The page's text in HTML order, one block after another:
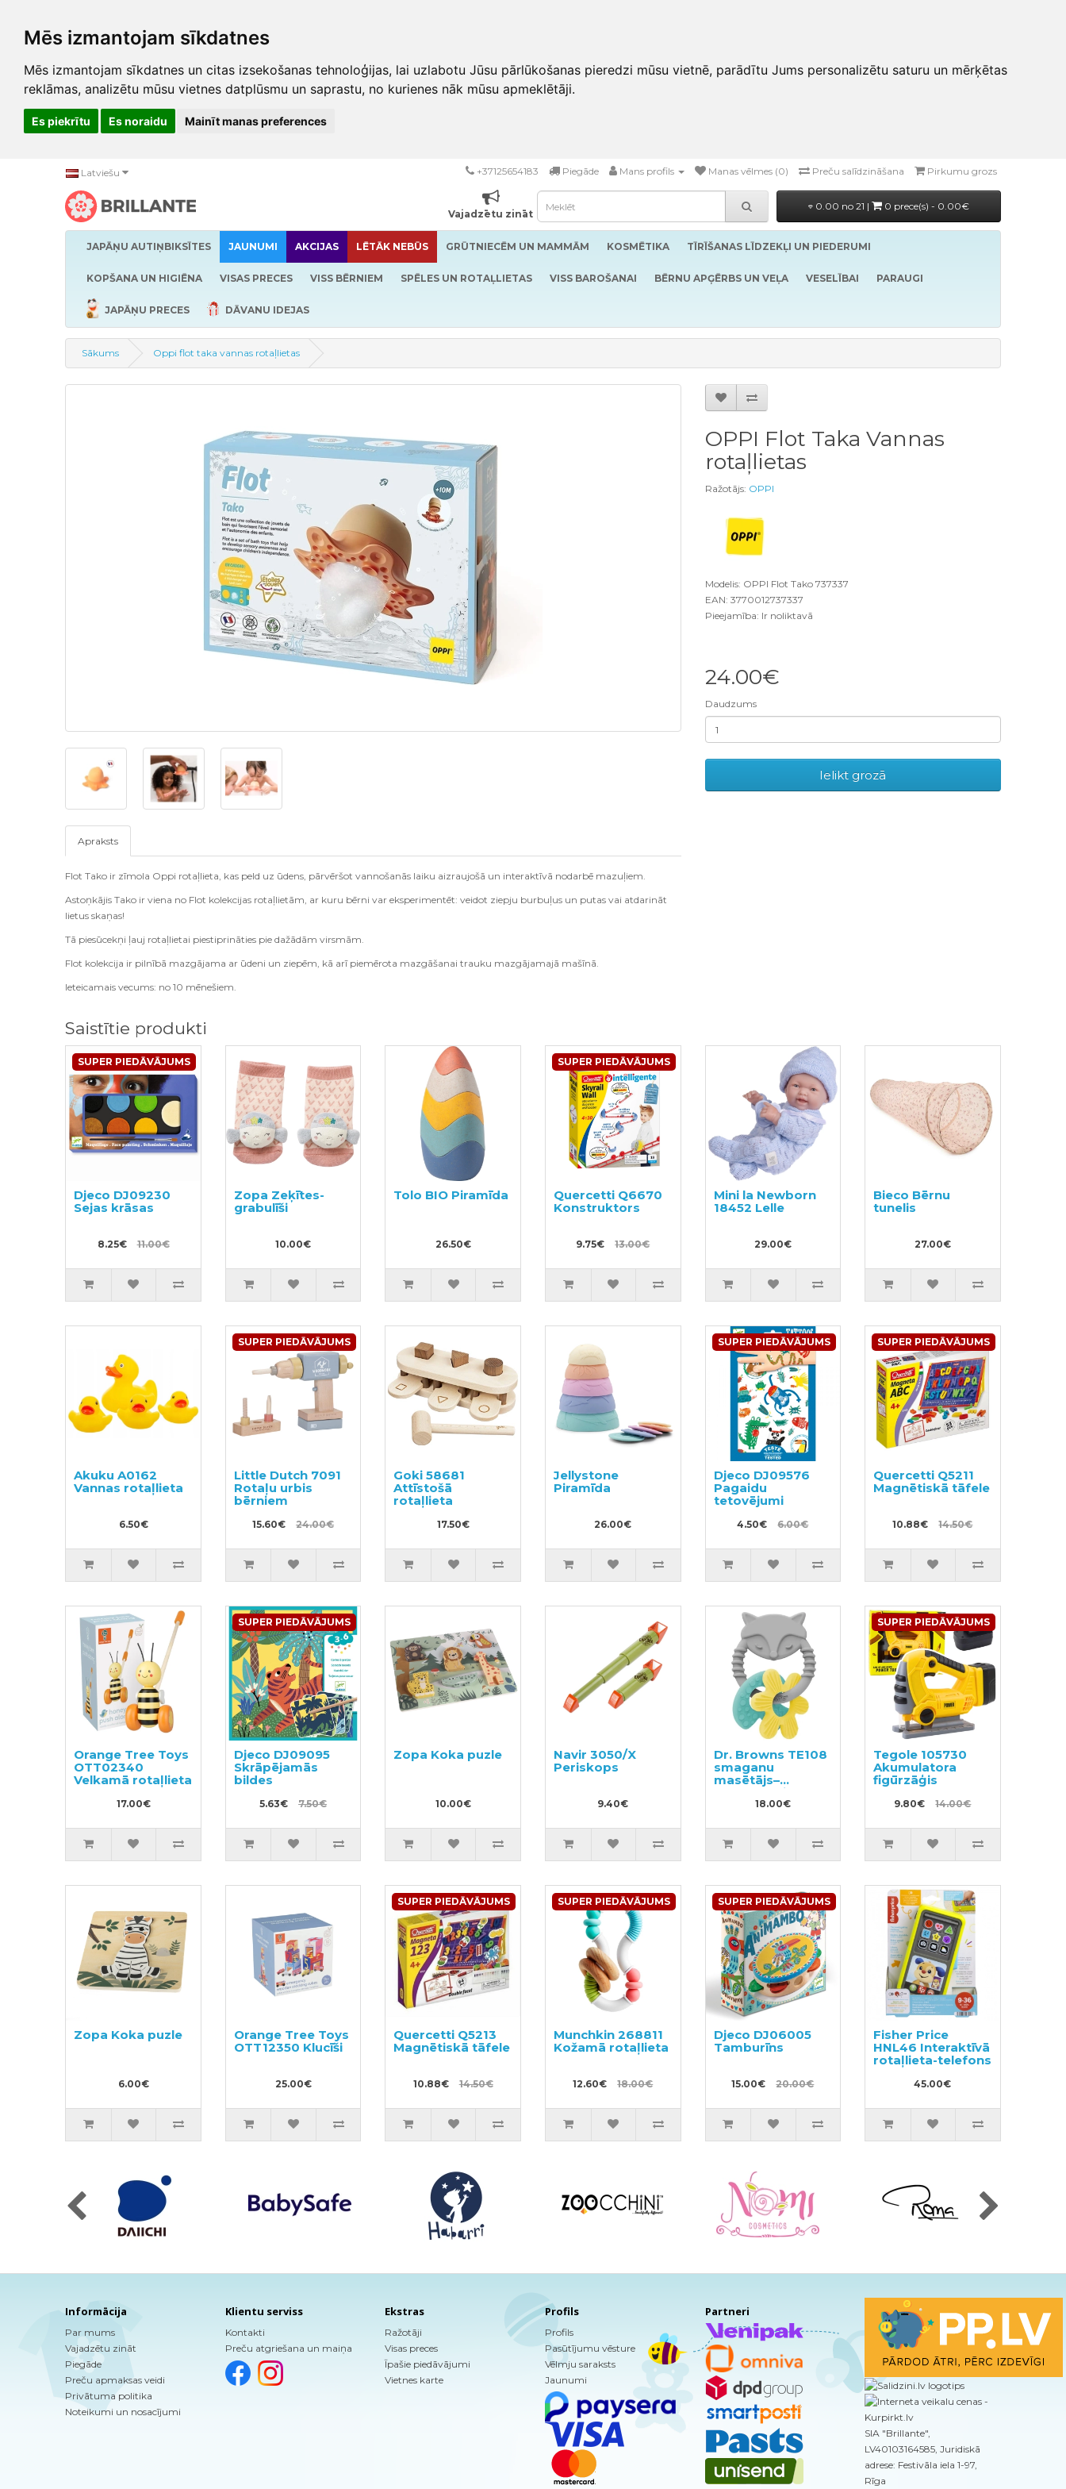
Mēs izmantojam sīkdatnes
Mēs izmantojam sīkdatnes un citas izsekošanas tehnoloģijas, lai uzlabotu Jūsu pārlūkošanas pieredzi mūsu vietnē, parādītu Jums personalizētu saturu un mērķētas
reklāmas, analizētu mūsu vietnes datplūsmu un saprastu, no kurienes nāk mūsu apmeklētāji.
Es piekrītu Es noraidu Mainīt manas preferences
Latviešu +37125654183 Piegāde Mans profils Manas vēlmes (0) Preču salīdzināšana Pirkumu grozs
Vajadzētu zināt
0.00 no 21 | 0 prece(s) - 0.00€
JAPĀŅU AUTIŅBIKSĪTES JAUNUMI AKCIJAS LĒTĀK NEBŪS GRŪTNIECĒM UN MAMMĀM KOSMĒTIKA TĪRĪŠANAS LĪDZEKĻI UN PIEDERUMI
KOPŠANA UN HIGIĒNA VISAS PRECES VISS BĒRNIEM SPĒLES UN ROTAĻLIETAS VISS BAROŠANAI BĒRNU APĢĒRBS UN VEĻA VESELĪBAI PARAUGI
JAPĀŅU PRECES DĀVANU IDEJAS
Sākums Oppi flot taka vannas rotaļlietas
Apraksts
Flot Tako ir zīmola Oppi rotaļlieta, kas peld uz ūdens, pārvēršot vannošanās laiku aizraujošā un interaktīvā nodarbē mazuļiem.
Astoņkājis Tako ir viena no Flot kolekcijas rotaļlietām, ar kuru bērni var eksperimentēt: veidot ziepju burbuļus un putas vai atdarināt
lietus skaņas!
Tā piesūcekņi ļauj rotaļlietai piestiprināties pie dažādām virsmām.
Flot kolekcija ir pilnībā mazgājama ar ūdeni un ziepēm, kā arī piemērota mazgāšanai trauku mazgājamajā mašīnā.
Ieteicamais vecums: no 10 mēnešiem.
OPPI Flot Taka Vannas
rotaļlietas
Ražotājs: OPPI
Modelis: OPPI Flot Tako 737337
EAN: 3770012737337
Pieejamība: Ir noliktavā
24.00€
Daudzums
Ielikt grozā
Saistītie produkti
SUPER PIEDĀVĀJUMS
Djeco DJ09230
Sejas krāsas
8.25€ 11.00€
Zopa Zeķītes-
grabulīši
10.00€
Tolo BIO Piramīda
26.50€
SUPER PIEDĀVĀJUMS
Quercetti Q6670
Konstruktors
9.75€ 13.00€
Mini la Newborn
18452 Lelle
29.00€
Bieco Bērnu
tunelis
27.00€
Akuku A0162
Vannas rotaļlieta
6.50€
SUPER PIEDĀVĀJUMS
Little Dutch 7091
Rotaļu urbis
bērniem
15.60€ 24.00€
Goki 58681
Attīstošā
rotaļlieta
17.50€
Jellystone
Piramīda
26.00€
SUPER PIEDĀVĀJUMS
Djeco DJ09576
Pagaidu
tetovējumi
4.50€ 6.00€
SUPER PIEDĀVĀJUMS
Quercetti Q5211
Magnētiskā tāfele
10.88€ 14.50€
Orange Tree Toys
OTT02340
Velkamā rotaļlieta
17.00€
SUPER PIEDĀVĀJUMS
Djeco DJ09095
Skrāpējamās
bildes
5.63€ 7.50€
Zopa Koka puzle
10.00€
Navir 3050/X
Periskops
9.40€
Dr. Browns TE108
smaganu
masētājs–
zobgrauznis
18.00€
SUPER PIEDĀVĀJUMS
Tegole 105730
Akumulatora
figūrzāģis
9.80€ 14.00€
Zopa Koka puzle
6.00€
Orange Tree Toys
OTT12350 Klucīši
25.00€
SUPER PIEDĀVĀJUMS
Quercetti Q5213
Magnētiskā tāfele
10.88€ 14.50€
SUPER PIEDĀVĀJUMS
Munchkin 268811
Kožamā rotaļlieta
12.60€ 18.00€
SUPER PIEDĀVĀJUMS
Djeco DJ06005
Tamburīns
15.00€ 20.00€
Fisher Price
HNL46 Interaktīvā
rotaļlieta-telefons
45.00€
Informācija
Par mums
Vajadzētu zināt
Piegāde
Preču apmaksas veidi
Privātuma politika
Noteikumi un nosacījumi
Klientu serviss
Kontakti
Preču atgriešana un maiņa
Ekstras
Ražotāji
Visas preces
Īpašie piedāvājumi
Vietnes karte
Profils
Profils
Pasūtījumu vēsture
Vēlmju saraksts
Jaunumi
Partneri
SIA "Brillante",
LV40103164585, Juridiskā
adrese: Festivāla iela 1-97,
Rīga